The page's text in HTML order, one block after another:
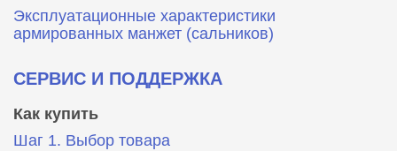
Эксплуатационные характеристики
армированных манжет (сальников)
СЕРВИС И ПОДДЕРЖКА
Как купить
Шаг 1. Выбор товара